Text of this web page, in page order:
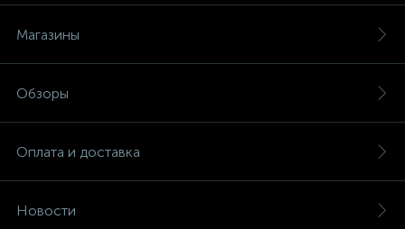
Магазины
Обзоры
Оплата и доставка
Новости